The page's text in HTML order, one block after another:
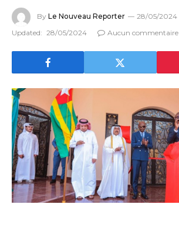
By Le Nouveau Reporter
28/05/2024
Updated: 28/05/2024 Aucun commentaire